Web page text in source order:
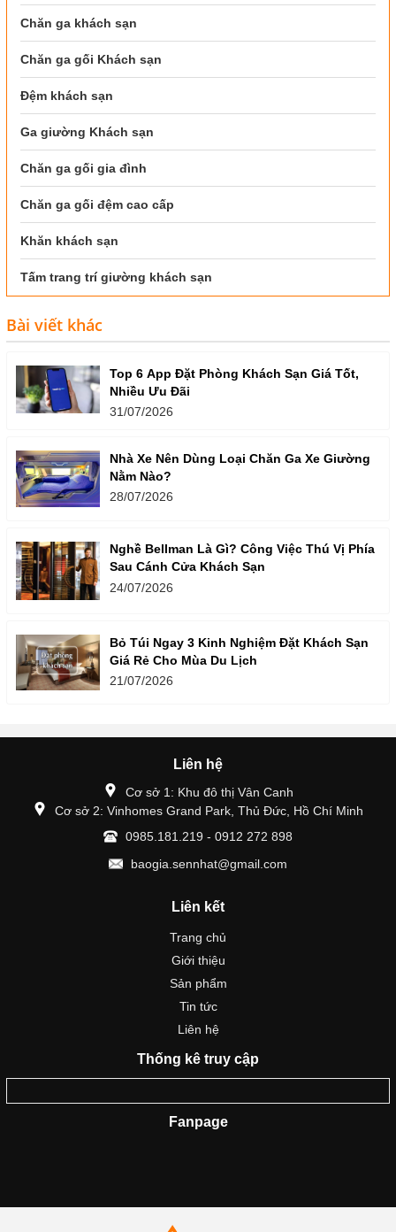
Chăn ga khách sạn
Chăn ga gối Khách sạn
Đệm khách sạn
Ga giường Khách sạn
Chăn ga gối gia đình
Chăn ga gối đệm cao cấp
Khăn khách sạn
Tấm trang trí giường khách sạn
Bài viết khác
Top 6 App Đặt Phòng Khách Sạn Giá Tốt,
Nhiều Ưu Đãi
31/07/2026
Nhà Xe Nên Dùng Loại Chăn Ga Xe Giường
Nằm Nào?
28/07/2026
Nghề Bellman Là Gì? Công Việc Thú Vị Phía
Sau Cánh Cửa Khách Sạn
24/07/2026
Bỏ Túi Ngay 3 Kinh Nghiệm Đặt Khách Sạn
Giá Rẻ Cho Mùa Du Lịch
21/07/2026
Liên hệ
Cơ sở 1: Khu đô thị Vân Canh
Cơ sở 2: Vinhomes Grand Park, Thủ Đức, Hồ Chí Minh
0985.181.219 - 0912 272 898
baogia.sennhat@gmail.com
Liên kết
Trang chủ
Giới thiệu
Sản phẩm
Tin tức
Liên hệ
Thống kê truy cập
Fanpage